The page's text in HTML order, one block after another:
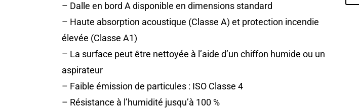
– Dalle en bord A disponible en dimensions standard
– Haute absorption acoustique (Classe A) et protection incendie
élevée (Classe A1)
– La surface peut être nettoyée à l’aide d’un chiffon humide ou un
aspirateur
– Faible émission de particules : ISO Classe 4
– Résistance à l’humidité jusqu’à 100 %